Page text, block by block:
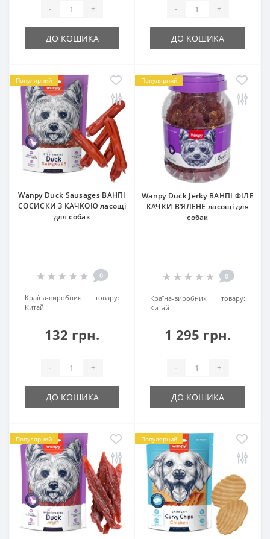
- +
ДО КОШИКА
- +
ДО КОШИКА
Популярний
Wanpy Duck Sausages ВАНПІ
СОСИСКИ З КАЧКОЮ ласощі
для собак
0
Країна-виробник товару:
Китай
132 грн.
- +
ДО КОШИКА
Популярний
Wanpy Duck Jerky ВАНПІ ФІЛЕ
КАЧКИ В’ЯЛЕНЕ ласощі для
собак
0
Країна-виробник товару:
Китай
1 295 грн.
- +
ДО КОШИКА
Популярний Популярний